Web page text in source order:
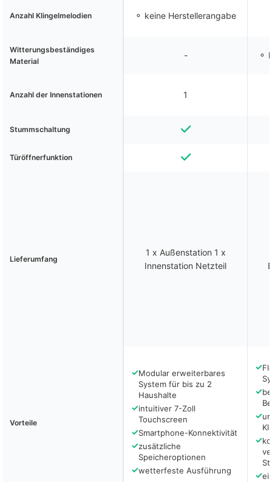
Anzahl Klingelmelodien ⚬ keine Herstellerangabe
Witterungsbeständiges
Material
- ⚬
Anzahl der Innenstationen 1
Stummschaltung
Türöffnerfunktion
Lieferumfang
1 x Außenstation 1 x
Innenstation Netzteil
Vorteile
✓Modular erweiterbares
System für bis zu 2
Haushalte
✓intuitiver 7-Zoll
Touchscreen
✓Smartphone-Konnektivität
✓zusätzliche
Speicheroptionen
✓wetterfeste Ausführung
✓
✓
✓
✓
✓